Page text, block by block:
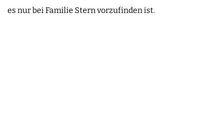
es nur bei Familie Stern vorzufinden ist.